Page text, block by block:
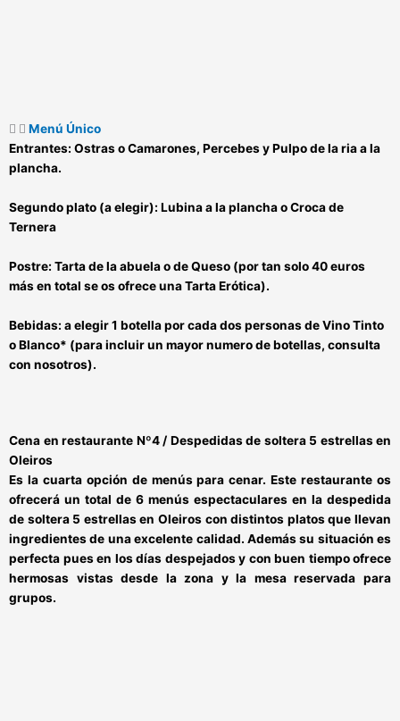
Menú Único
Entrantes: Ostras o Camarones, Percebes y Pulpo de la ria a la
plancha.
Segundo plato (a elegir): Lubina a la plancha o Croca de
Ternera
Postre: Tarta de la abuela o de Queso (por tan solo 40 euros
más en total se os ofrece una Tarta Erótica).
Bebidas: a elegir 1 botella por cada dos personas de Vino Tinto
o Blanco* (para incluir un mayor numero de botellas, consulta
con nosotros).
Cena en restaurante Nº4 / Despedidas de soltera 5 estrellas en
Oleiros
Es la cuarta opción de menús para cenar. Este restaurante os
ofrecerá un total de 6 menús espectaculares en la despedida
de soltera 5 estrellas en Oleiros con distintos platos que llevan
ingredientes de una excelente calidad. Además su situación es
perfecta pues en los días despejados y con buen tiempo ofrece
hermosas vistas desde la zona y la mesa reservada para
grupos.